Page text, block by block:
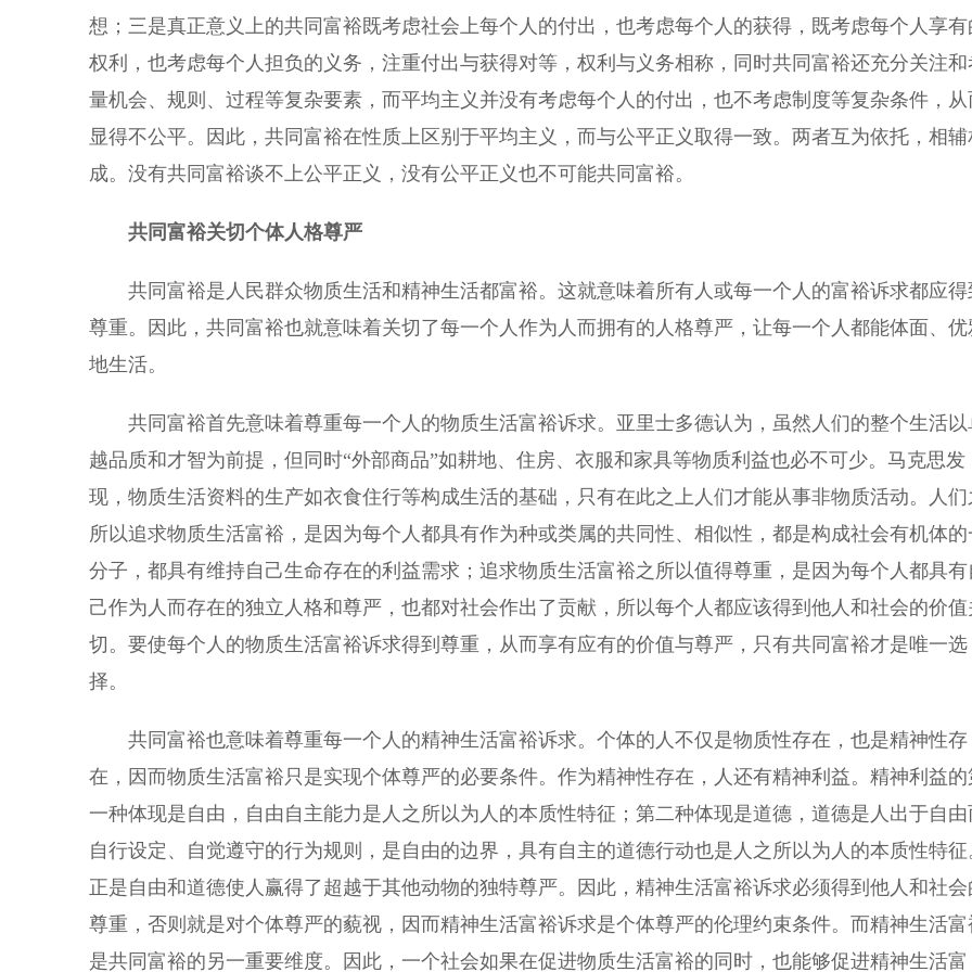
想；三是真正意义上的共同富裕既考虑社会上每个人的付出，也考虑每个人的获得，既考虑每个人享有
权利，也考虑每个人担负的义务，注重付出与获得对等，权利与义务相称，同时共同富裕还充分关注和
量机会、规则、过程等复杂要素，而平均主义并没有考虑每个人的付出，也不考虑制度等复杂条件，从
显得不公平。因此，共同富裕在性质上区别于平均主义，而与公平正义取得一致。两者互为依托，相辅
成。没有共同富裕谈不上公平正义，没有公平正义也不可能共同富裕。
共同富裕关切个体人格尊严
共同富裕是人民群众物质生活和精神生活都富裕。这就意味着所有人或每一个人的富裕诉求都应得
尊重。因此，共同富裕也就意味着关切了每一个人作为人而拥有的人格尊严，让每一个人都能体面、优
地生活。
共同富裕首先意味着尊重每一个人的物质生活富裕诉求。亚里士多德认为，虽然人们的整个生活以
越品质和才智为前提，但同时“外部商品”如耕地、住房、衣服和家具等物质利益也必不可少。马克思发
现，物质生活资料的生产如衣食住行等构成生活的基础，只有在此之上人们才能从事非物质活动。人们
所以追求物质生活富裕，是因为每个人都具有作为种或类属的共同性、相似性，都是构成社会有机体的
分子，都具有维持自己生命存在的利益需求；追求物质生活富裕之所以值得尊重，是因为每个人都具有
己作为人而存在的独立人格和尊严，也都对社会作出了贡献，所以每个人都应该得到他人和社会的价值
切。要使每个人的物质生活富裕诉求得到尊重，从而享有应有的价值与尊严，只有共同富裕才是唯一选
择。
共同富裕也意味着尊重每一个人的精神生活富裕诉求。个体的人不仅是物质性存在，也是精神性存
在，因而物质生活富裕只是实现个体尊严的必要条件。作为精神性存在，人还有精神利益。精神利益的
一种体现是自由，自由自主能力是人之所以为人的本质性特征；第二种体现是道德，道德是人出于自由
自行设定、自觉遵守的行为规则，是自由的边界，具有自主的道德行动也是人之所以为人的本质性特征
正是自由和道德使人赢得了超越于其他动物的独特尊严。因此，精神生活富裕诉求必须得到他人和社会
尊重，否则就是对个体尊严的藐视，因而精神生活富裕诉求是个体尊严的伦理约束条件。而精神生活富
是共同富裕的另一重要维度。因此，一个社会如果在促进物质生活富裕的同时，也能够促进精神生活富